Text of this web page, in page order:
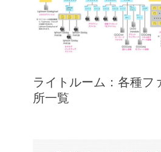
ライトルーム：各種フ
所一覧